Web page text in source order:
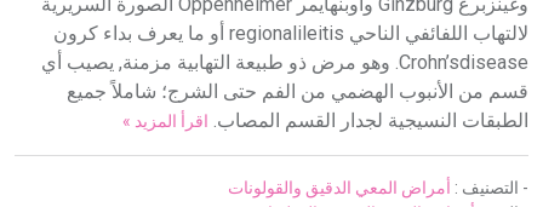
لالتهاب اللفائفي الناحي regionalileitis أو ما يعرف بداء كرون
Crohn’sdisease. وهو مرض ذو طبيعة التهابية مزمنة, يصيب أي
قسم من الأنبوب الهضمي من الفم حتى الشرج؛ شاملاً جميع
الطبقات النسيجية لجدار القسم المصاب. اقرأ المزيد »
- التصنيف : أمراض المعي الدقيق والقولونات